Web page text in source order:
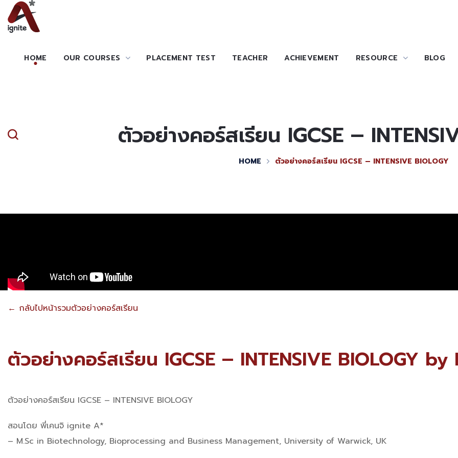
HOME OUR COURSES PLACEMENT TEST TEACHER ACHIEVEMENT RESOURCE BLOG
ตัวอย่างคอร์สเรียน IGCSE –
HOME ตัวอย่างคอร์สเรียน IGCSE – INTENSIVE BIOLOGY
← กลับไปหน้ารวมตัวอย่างคอร์สเรียน
ตัวอย่างคอร์สเรียน IGCSE – INTENSIVE BIOLOGY by
ตัวอย่างคอร์สเรียน IGCSE – INTENSIVE BIOLOGY
สอนโดย พี่เคนจิ ignite A*
– M.Sc in Biotechnology, Bioprocessing and Business Management, University of Warwick, UK